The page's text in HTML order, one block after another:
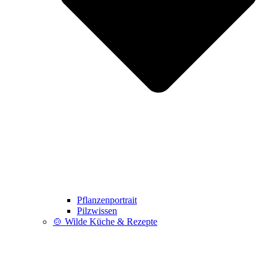
Pflanzenportrait
Pilzwissen
🍲 Wilde Küche & Rezepte